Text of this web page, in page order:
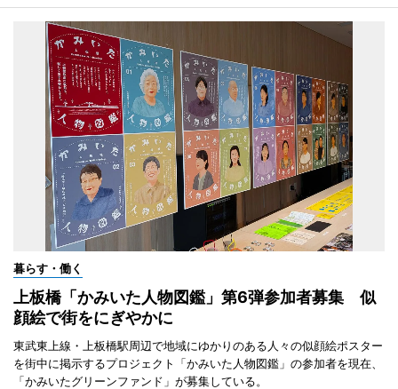
暮らす・働く
上板橋「かみいた人物図鑑」第6弾参加者募集 似
顔絵で街をにぎやかに
東武東上線・上板橋駅周辺で地域にゆかりのある人々の似顔絵ポスター
を街中に掲示するプロジェクト「かみいた人物図鑑」の参加者を現在、
「かみいたグリーンファンド」が募集している。